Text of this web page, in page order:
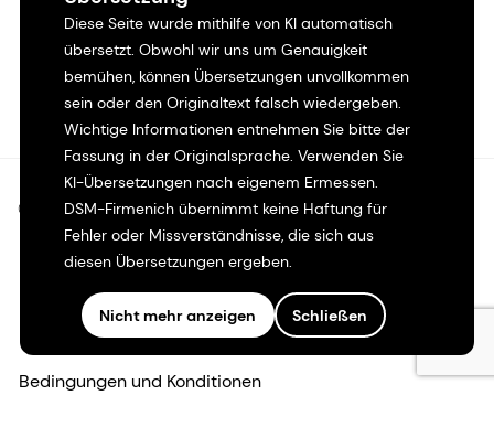
Diese Seite wurde mithilfe von KI automatisch
übersetzt. Obwohl wir uns um Genauigkeit
bemühen, können Übersetzungen unvollkommen
sein oder den Originaltext falsch wiedergeben.
Wichtige Informationen entnehmen Sie bitte der
Fassung in der Originalsprache. Verwenden Sie
KI-Übersetzungen nach eigenem Ermessen.
DSM-Firmenich übernimmt keine Haftung für
Fehler oder Missverständnisse, die sich aus
diesen Übersetzungen ergeben.
Nicht mehr anzeigen Schließen
©2026 dsm-firmenich. Alle Rechte vorbehalten.
Hinweis zum Datenschutz
Bedingungen für die Nutzung
Bedingungen und Konditionen